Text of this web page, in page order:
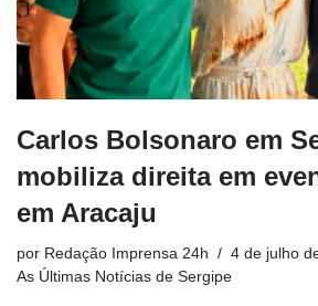
Carlos Bolsonaro em
mobiliza direita em
em Aracaju
por Redação Imprensa 24h
4 de julho
As Últimas Notícias de Sergipe